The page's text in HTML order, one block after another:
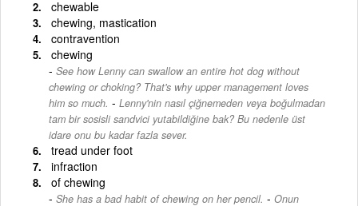
chewable
chewing, mastication
contravention
chewing
See how Lenny can swallow an entire hot dog without
chewing or choking? That's why upper management loves
him so much. - Lenny'nin nasıl çiğnemeden veya boğulmadan
tam bir sosisli sandvici yutabildiğine bak? Bu nedenle üst
idare onu bu kadar fazla sever.
tread under foot
infraction
of chewing
She has a bad habit of chewing on her pencil. - Onun